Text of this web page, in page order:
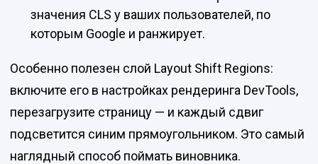
значения CLS у ваших пользователей, по
которым Google и ранжирует.
Особенно полезен слой Layout Shift Regions:
включите его в настройках рендеринга DevTools,
перезагрузите страницу — и каждый сдвиг
подсветится синим прямоугольником. Это самый
наглядный способ поймать виновника.